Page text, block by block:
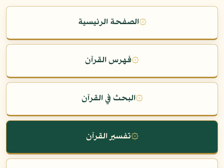
۞الصفحة الرئيسية
۞فهرس القرآن
۞البحث في القرآن
۞تفسير القرآن